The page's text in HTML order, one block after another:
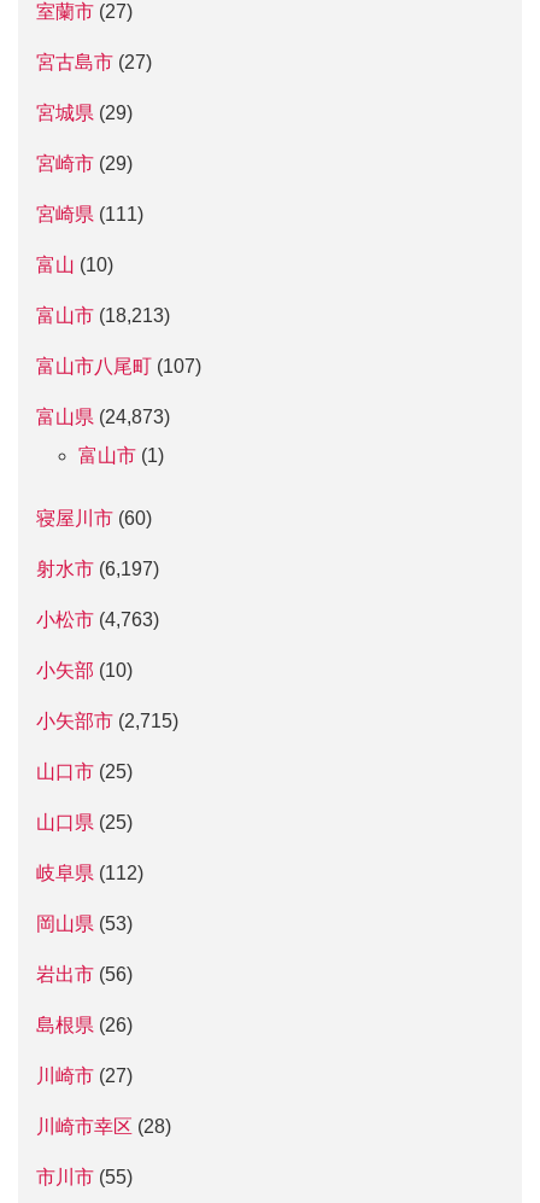
室蘭市 (27)
宮古島市 (27)
宮城県 (29)
宮崎市 (29)
宮崎県 (111)
富山 (10)
富山市 (18,213)
富山市八尾町 (107)
富山県 (24,873)
富山市 (1)
寝屋川市 (60)
射水市 (6,197)
小松市 (4,763)
小矢部 (10)
小矢部市 (2,715)
山口市 (25)
山口県 (25)
岐阜県 (112)
岡山県 (53)
岩出市 (56)
島根県 (26)
川崎市 (27)
川崎市幸区 (28)
市川市 (55)